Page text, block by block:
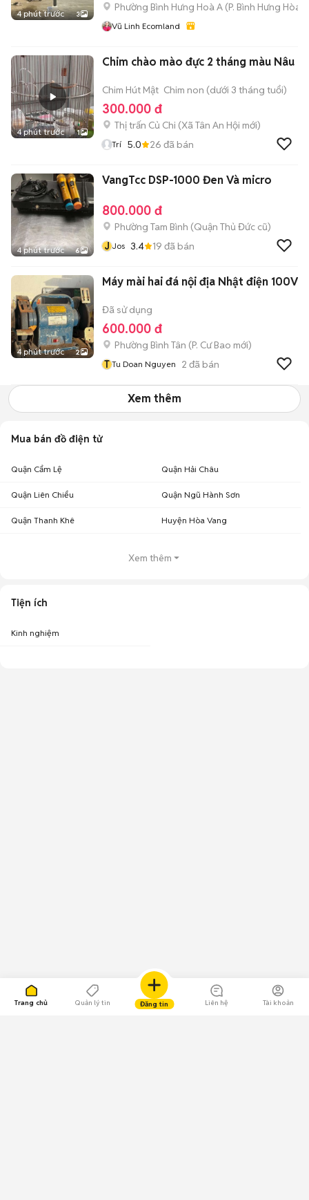
Trang chủ Quản lý tin Đăng tin Liên hệ Tài khoản
4 phút trước 3
Phường Bình Hưng Hoà A (P. Bình Hưng Hòa
Vũ Linh Ecomland
4 phút trước 1
Chim chào mào đực 2 tháng màu Nâu
Chim Hút Mật Chim non (dưới 3 tháng tuổi)
300.000 đ
Thị trấn Củ Chi (Xã Tân An Hội mới)
Trí 5.0 26 đã bán
4 phút trước 6
VangTcc DSP-1000 Đen Và micro
800.000 đ
Phường Tam Bình (Quận Thủ Đức cũ)
J Jos 3.4 19 đã bán
4 phút trước 2
Máy mài hai đá nội địa Nhật điện 100V
Đã sử dụng
600.000 đ
Phường Bình Tân (P. Cư Bao mới)
T Tu Doan Nguyen 2 đã bán
Xem thêm
Mua bán đồ điện tử
Quận Cẩm Lệ Quận Hải Châu
Quận Liên Chiểu Quận Ngũ Hành Sơn
Quận Thanh Khê Huyện Hòa Vang
Xem thêm
Tiện ích
Kinh nghiệm